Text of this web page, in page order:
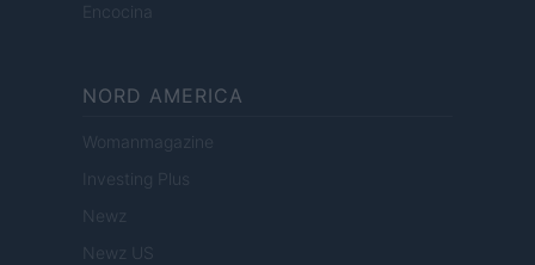
Encocina
NORD AMERICA
Womanmagazine
Investing Plus
Newz
Newz US